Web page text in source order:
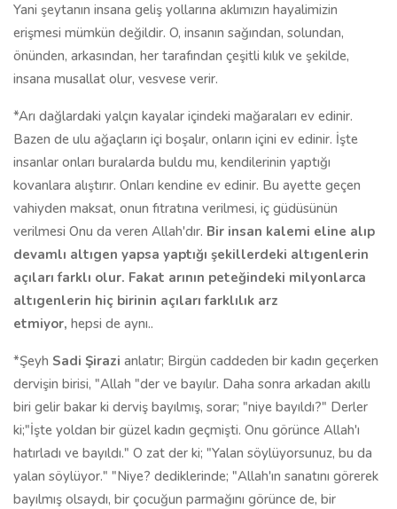
Yani şeytanın insana geliş yollarına aklımızın hayalimizin
erişmesi mümkün değildir. O, insanın sağından, solundan,
önünden, arkasından, her tarafından çeşitli kılık ve şekilde,
insana musallat olur, vesvese verir.
*Arı dağlardaki yalçın kayalar içindeki mağaraları ev edinir.
Bazen de ulu ağaçların içi boşalır, onların içini ev edinir. İşte
insanlar onları buralarda buldu mu, kendilerinin yaptığı
kovanlara alıştırır. Onları kendine ev edinir. Bu ayette geçen
vahiyden maksat, onun fıtratına verilmesi, iç güdüsünün
verilmesi Onu da veren Allah'dır. Bir insan kalemi eline alıp
devamlı altıgen yapsa yaptığı şekillerdeki altıgenlerin
açıları farklı olur. Fakat arının peteğindeki milyonlarca
altıgenlerin hiç birinin açıları farklılık arz
etmiyor, hepsi de aynı..
*Şeyh Sadi Şirazi anlatır; Birgün caddeden bir kadın geçerken
dervişin birisi, "Allah "der ve bayılır. Daha sonra arkadan akıllı
biri gelir bakar ki derviş bayılmış, sorar; "niye bayıldı?" Derler
ki;"İşte yoldan bir güzel kadın geçmişti. Onu görünce Allah'ı
hatırladı ve bayıldı." O zat der ki; "Yalan söylüyorsunuz, bu da
yalan söylüyor." "Niye? dediklerinde; "Allah'ın sanatını görerek
bayılmış olsaydı, bir çocuğun parmağını görünce de, bir